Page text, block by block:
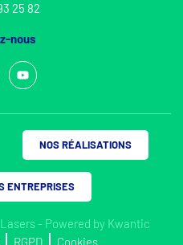
25 82
nous
- Powered by Kwantic
RGPD Cookies
NOS RÉALISATIONS
ENTREPRISES